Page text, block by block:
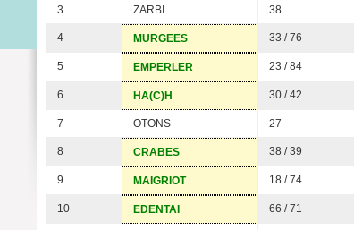
3 ZARBI 38
4 MURGEES 33 / 76
5 EMPERLER 23 / 84
6 HA(C)H 30 / 42
7 OTONS 27
8 CRABES 38 / 39
9 MAIGRIOT 18 / 74
10 EDENTAI 66 / 71